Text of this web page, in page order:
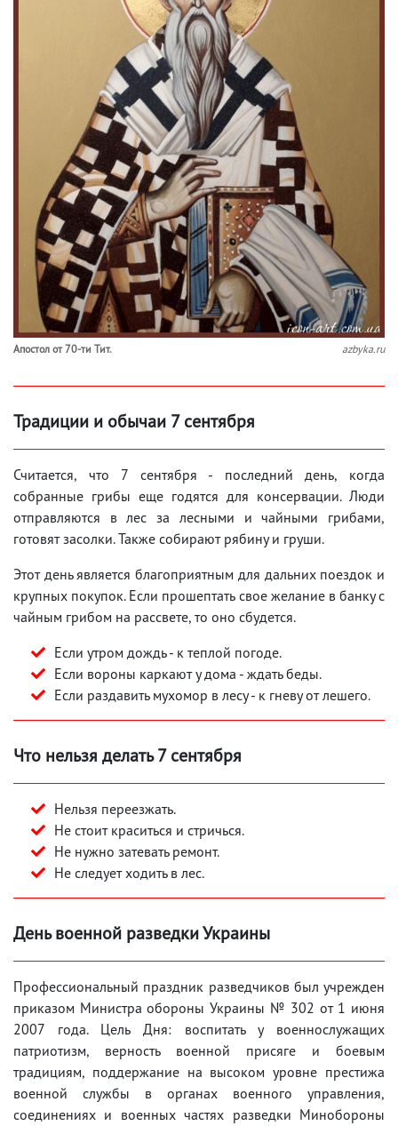
Апо­стол от 70-ти Тит. azbyka.ru
Традиции и обычаи 7 сентября
Считается, что 7 сентября - последний день, когда
собранные грибы еще годятся для консервации. Люди
отправляются в лес за лесными и чайными грибами,
готовят засолки. Также собирают рябину и груши.
Этот день является благоприятным для дальних поездок и
крупных покупок. Если прошептать свое желание в банку с
чайным грибом на рассвете, то оно сбудется.
Если утром дождь - к теплой погоде.
Если вороны каркают у дома - ждать беды.
Если раздавить мухомор в лесу - к гневу от лешего.
Что нельзя делать 7 сентября
Нельзя переезжать.
Не стоит краситься и стричься.
Не нужно затевать ремонт.
Не следует ходить в лес.
День военной разведки Украины
Профессиональный праздник разведчиков был учрежден
приказом Министра обороны Украины № 302 от 1 июня
2007 года. Цель Дня: воспитать у военнослужащих
патриотизм, верность военной присяге и боевым
традициям, поддержание на высоком уровне престижа
военной службы в органах военного управления,
соединениях и военных частях разведки Минобороны